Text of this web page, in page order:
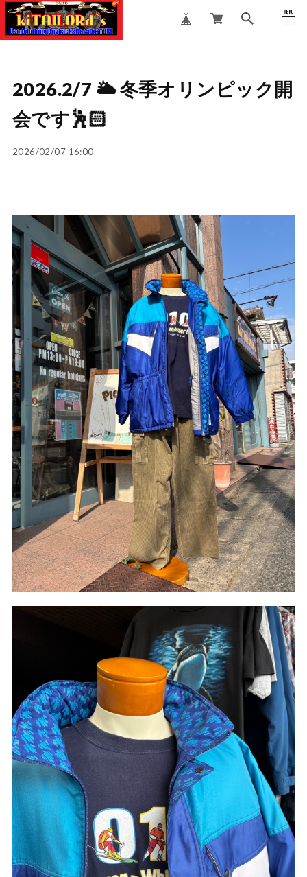
MENU
CLOSE
2026.2/7 🌥️ 冬季オリンピック開
会です🕺🏻
2026/02/07 16:00